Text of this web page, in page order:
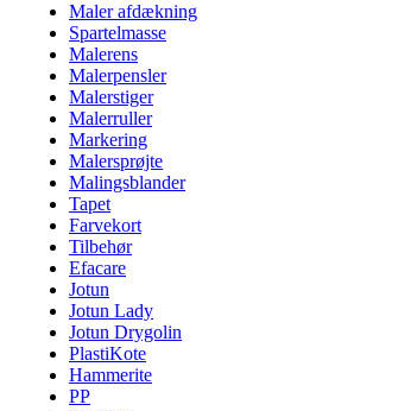
Maler afdækning
Spartelmasse
Malerens
Malerpensler
Malerstiger
Malerruller
Markering
Malersprøjte
Malingsblander
Tapet
Farvekort
Tilbehør
Efacare
Jotun
Jotun Lady
Jotun Drygolin
PlastiKote
Hammerite
PP